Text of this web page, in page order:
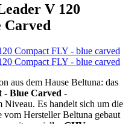
V 120
Carved
aus dem Hause Beltuna: das
- Blue Carved -
Niveau. Es handelt sich um die
vom Hersteller Beltuna gebaut